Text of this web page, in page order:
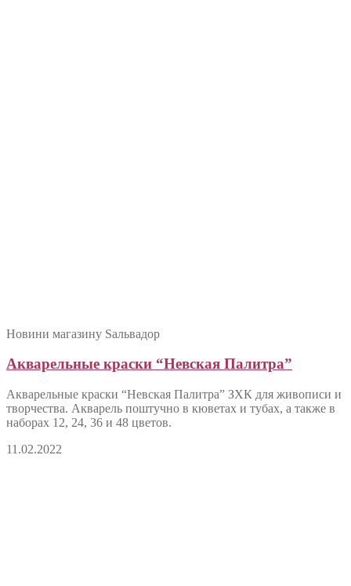
Новини магазину Sальвадор
Акварельные краски “Невская Палитра”
Акварельные краски “Невская Палитра” ЗХК для живописи и
творчества. Акварель поштучно в кюветах и тубах, а также в
наборах 12, 24, 36 и 48 цветов.
11.02.2022